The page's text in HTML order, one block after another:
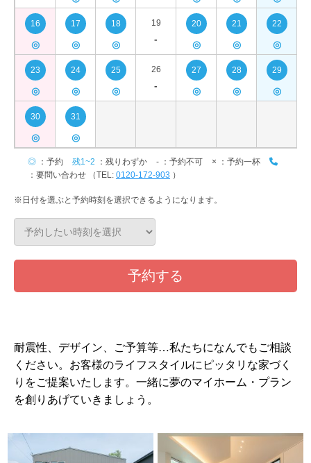
耐震性、デザイン、ご予算等…私たちになんでもご相談
ください。お客様のライフスタイルにピッタリな家づく
りをご提案いたします。一緒に夢のマイホーム・プラン
を創りあげていきましょう。